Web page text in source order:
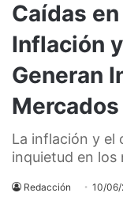
Caídas
Inflación
Generan
Mercados
La inflación y el
inquietud en
Redacción 10/